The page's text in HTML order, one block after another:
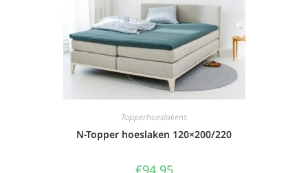
Topperhoeslakens
N-Topper hoeslaken 120×200/220
€94,95